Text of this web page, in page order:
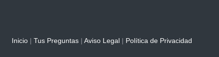
Inicio | Tus Preguntas | Aviso Legal | Política de Privacidad